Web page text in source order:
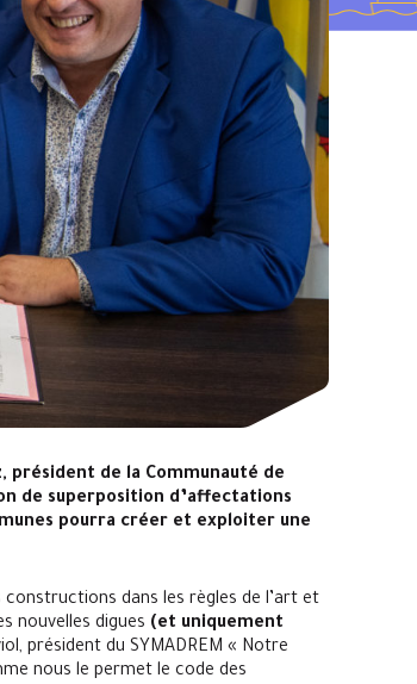
président de la Communauté de
de superposition d’affectations
pourra créer et exploiter une
dans les règles de l’art et
nouvelles digues (et uniquement
président du SYMADREM « Notre
nous le permet le code des